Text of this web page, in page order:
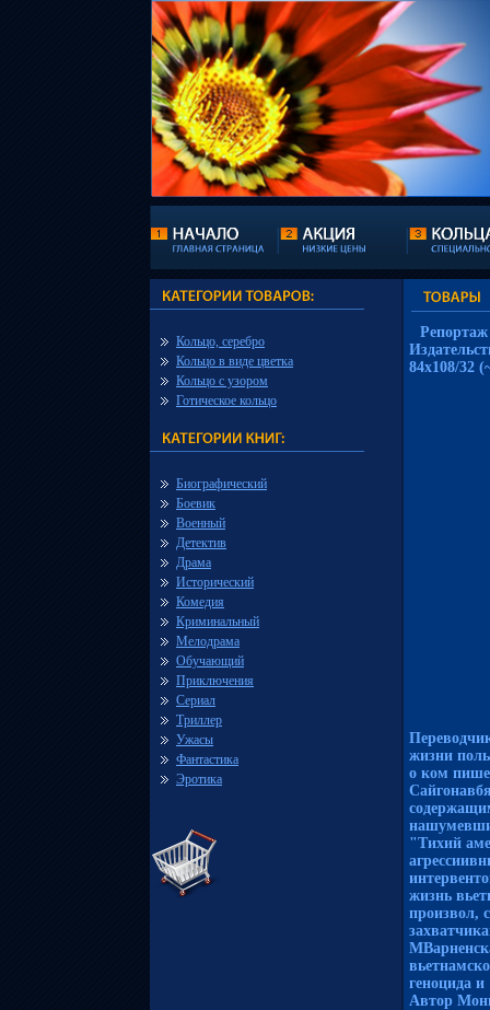
Кольцо, серебро
Кольцо в виде цветка
Кольцо с узором
Готическое кольцо
Биографический
Боевик
Военный
Детектив
Драма
Исторический
Комедия
Криминальный
Мелодрама
Обучающий
Приключения
Сериал
Триллер
Ужасы
Фантастика
Эротика
84x108/32
жизни
о ком
"Тихий
жизнь
произвол,
геноцида
Автор